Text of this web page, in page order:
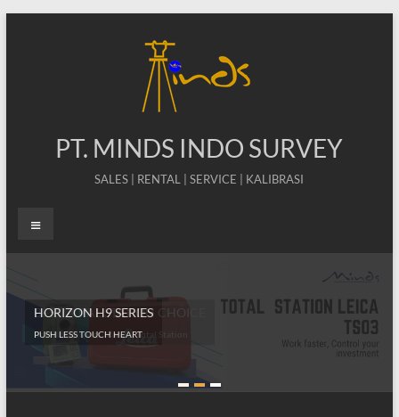
PT. MINDS INDO SURVEY
SALES | RENTAL | SERVICE | KALIBRASI
Menu
HORIZON H9 SERIES
PUSH LESS TOUCH HEART